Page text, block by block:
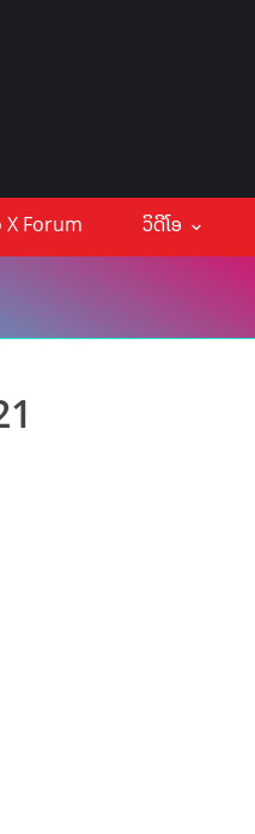
X Forum ວິດີໂອ